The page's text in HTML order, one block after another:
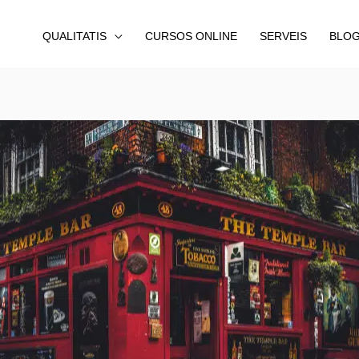
QUALITATIS CURSOS ONLINE SERVEIS BLOG
Share
on
Share
on
Share
on